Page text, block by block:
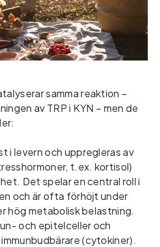
samma reaktion –
av TRP i KYN – men de
i levern och uppregleras av
t.ex. kortisol)
Det spelar en central roll i
och är ofta förhöjt under
hög metabolisk belastning.
och epitelceller och
(cytokiner).